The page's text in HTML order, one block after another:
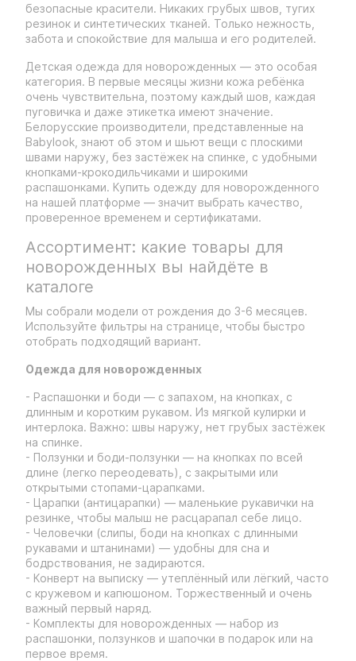
безопасные красители. Никаких грубых швов, тугих
резинок и синтетических тканей. Только нежность,
забота и спокойствие для малыша и его родителей.
Детская одежда для новорожденных — это особая
категория. В первые месяцы жизни кожа ребёнка
очень чувствительна, поэтому каждый шов, каждая
пуговичка и даже этикетка имеют значение.
Белорусские производители, представленные на
Babylook, знают об этом и шьют вещи с плоскими
швами наружу, без застёжек на спинке, с удобными
кнопками-крокодильчиками и широкими
распашонками. Купить одежду для новорожденного
на нашей платформе — значит выбрать качество,
проверенное временем и сертификатами.
Ассортимент: какие товары для
новорожденных вы найдёте в
каталоге
Мы собрали модели от рождения до 3-6 месяцев.
Используйте фильтры на странице, чтобы быстро
отобрать подходящий вариант.
Одежда для новорожденных
- Распашонки и боди — с запахом, на кнопках, с
длинным и коротким рукавом. Из мягкой кулирки и
интерлока. Важно: швы наружу, нет грубых застёжек
на спинке.
- Ползунки и боди-ползунки — на кнопках по всей
длине (легко переодевать), с закрытыми или
открытыми стопами-царапками.
- Царапки (антицарапки) — маленькие рукавички на
резинке, чтобы малыш не расцарапал себе лицо.
- Человечки (слипы, боди на кнопках с длинными
рукавами и штанинами) — удобны для сна и
бодрствования, не задираются.
- Конверт на выписку — утеплённый или лёгкий, часто
с кружевом и капюшоном. Торжественный и очень
важный первый наряд.
- Комплекты для новорожденных — набор из
распашонки, ползунков и шапочки в подарок или на
первое время.